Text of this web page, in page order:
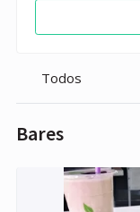
Todos
Bares